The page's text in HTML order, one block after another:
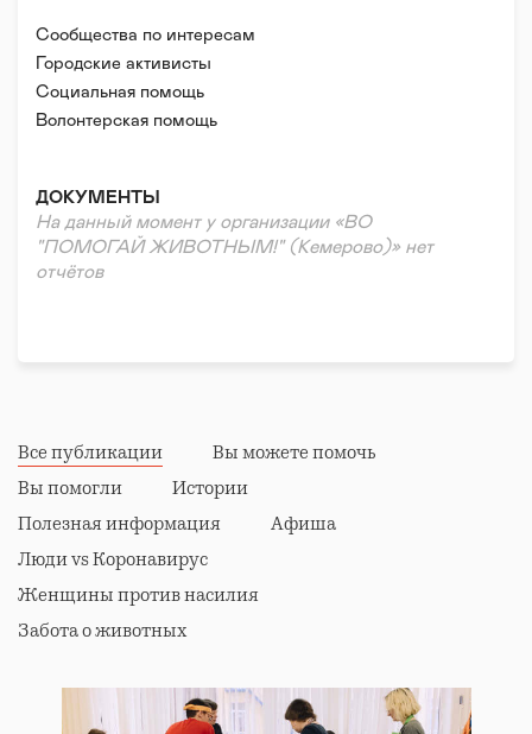
Сообщества по интересам
Городские активисты
Социальная помощь
Волонтерская помощь
ДОКУМЕНТЫ
На данный момент у организации «ВО
"ПОМОГАЙ ЖИВОТНЫМ!" (Кемерово)» нет
отчётов
Все публикации
Вы можете помочь
Вы помогли
Истории
Полезная информация
Афиша
Люди vs Коронавирус
Женщины против насилия
Забота о животных